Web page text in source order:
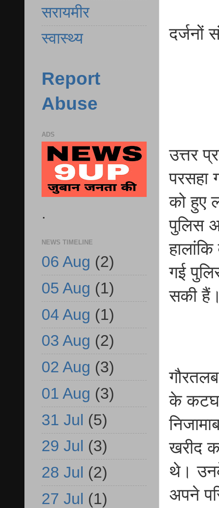
दर्जनों
उत्तर
परसहा
को हुए
पुलिस
गई
सकी
के
खरीद
थे।
अपने
सरायमीर
स्वास्थ्य
Report
Abuse
ADS
.
NEWS TIMELINE
06 Aug (2)
05 Aug (1)
04 Aug (1)
03 Aug (2)
02 Aug (3)
01 Aug (3)
31 Jul (5)
29 Jul (3)
28 Jul (2)
27 Jul (1)